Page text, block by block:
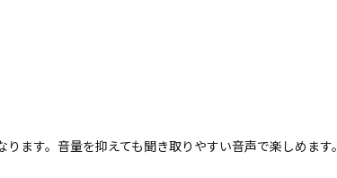
ます。音量を抑えても聞き取りやすい音声で楽しめます。